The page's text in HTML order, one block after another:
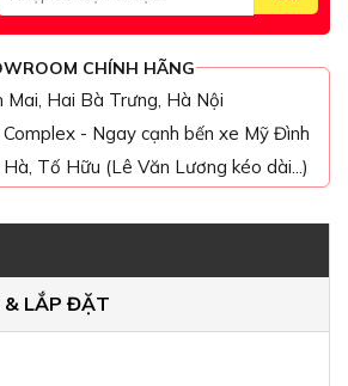
CHÍNH HÃNG
Mai, Hai Bà Trưng, Hà Nội
- Ngay cạnh bến xe Mỹ Đình
Tố Hữu (Lê Văn Lương kéo dài...)
& LẮP ĐẶT